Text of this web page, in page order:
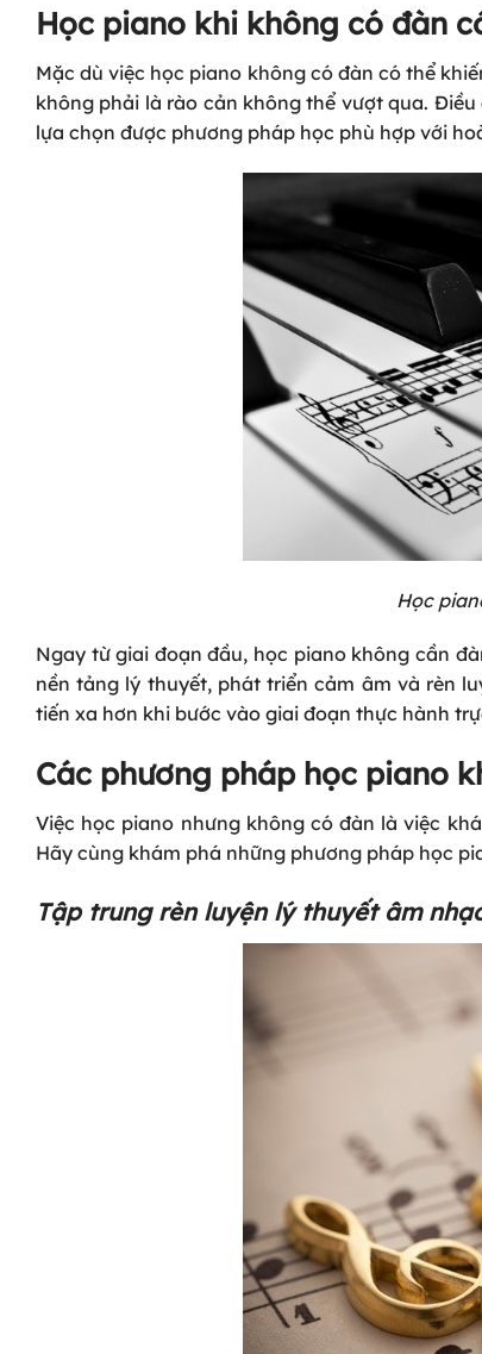
Học piano khi không có đàn
Mặc dù việc học piano không có đàn có thể
không phải là rào cản không thể vượt qua.
lựa chọn được phương pháp học phù hợp với
Học
Ngay từ giai đoạn đầu, học piano không cần
nền tảng lý thuyết, phát triển cảm âm và rèn
tiến xa hơn khi bước vào giai đoạn thực hành
Các phương pháp học piano
Việc học piano nhưng không có đàn là việc
Hãy cùng khám phá những phương pháp học
Tập trung rèn luyện lý thuyết âm